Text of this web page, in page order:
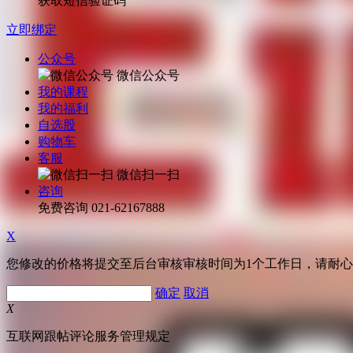
立即绑定
公众号
微信公众号
我的课程
我的福利
自选股
购物车
客服
微信扫一扫
咨询
免费咨询 021-62167888
X
您修改的价格将提交至后台审核审核时间为1个工作日，请耐
确定 取消
X
互联网跟帖评论服务管理规定